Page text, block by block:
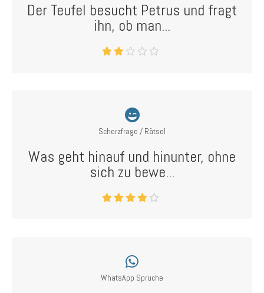
Der Teufel besucht Petrus und fragt
ihn, ob man...
Scherzfrage / Rätsel
Was geht hinauf und hinunter, ohne
sich zu bewe...
WhatsApp Sprüche